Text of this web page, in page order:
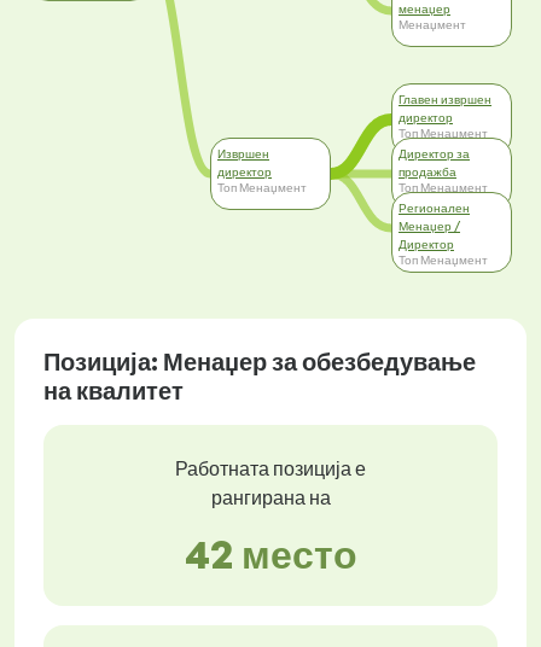
Извршен
директор
Топ Менаџмент
менаџер
Менаџмент
Главен извршен
директор
Топ Менаџмент
Директор за
продажба
Топ Менаџмент
Регионален
Менаџер /
Директор
Топ Менаџмент
Позиција: Менаџер за обезбедување
на квалитет
Работната позиција е
рангирана на
42 место